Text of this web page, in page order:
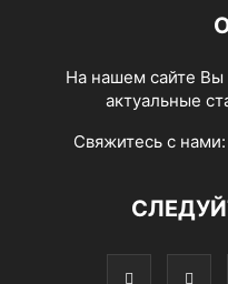
На нашем сайте Вы
актуальные
Свяжитесь с нами: